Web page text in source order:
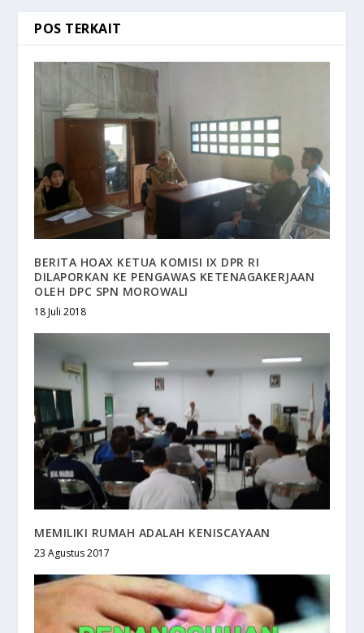
POS TERKAIT
BERITA HOAX KETUA KOMISI IX DPR RI
DILAPORKAN KE PENGAWAS KETENAGAKERJAAN
OLEH DPC SPN MOROWALI
18 Juli 2018
MEMILIKI RUMAH ADALAH KENISCAYAAN
23 Agustus 2017